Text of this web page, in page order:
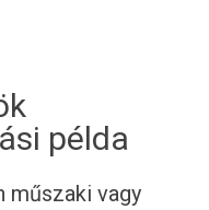
példa
műszaki vagy